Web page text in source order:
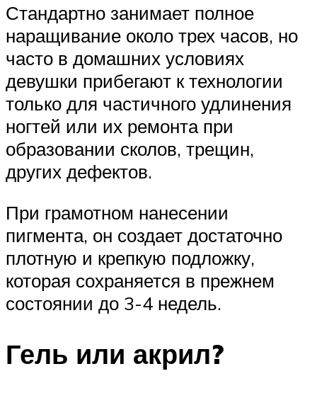
Стандартно занимает полное
наращивание около трех часов, но
часто в домашних условиях
девушки прибегают к технологии
только для частичного удлинения
ногтей или их ремонта при
образовании сколов, трещин,
других дефектов.
При грамотном нанесении
пигмента, он создает достаточно
плотную и крепкую подложку,
которая сохраняется в прежнем
состоянии до 3-4 недель.
Гель или акрил?